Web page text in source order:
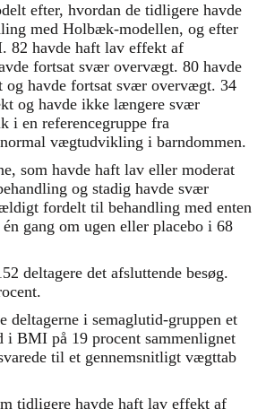
efter, hvordan de tidligere havde
med Holbæk-modellen, og efter
82 havde haft lav effekt af
fortsat svær overvægt. 80 havde
og havde fortsat svær overvægt. 34
og havde ikke længere svær
i en referencegruppe fra
vægtudvikling i barndommen.
som havde haft lav eller moderat
og stadig havde svær
fordelt til behandling med enten
gang om ugen eller placebo i 68
deltagere det afsluttende besøg.
deltagerne i semaglutid-gruppen et
i BMI på 19 procent sammenlignet
til et gennemsnitligt vægttab
tidligere havde haft lav effekt af